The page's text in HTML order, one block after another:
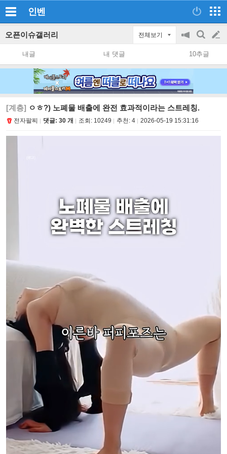
인벤
오픈이슈갤러리 전체보기
공
지
on/off
검
색
글
쓰
내글 내 댓글 10추글
[계층] ㅇㅎ?) 노폐물 배출에 완전 효과적이라는 스트레칭.
전자팔찌 댓글: 30 개 조회: 10249 추천: 4 2026-05-19 15:31:16